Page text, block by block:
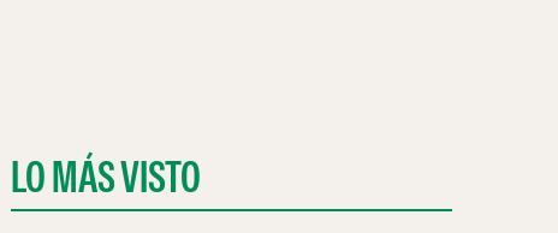
LO MÁS VISTO